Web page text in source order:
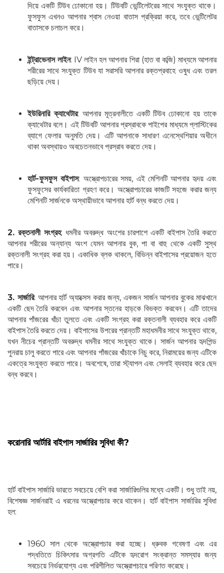
দিয়ে একটি টিউব ঢোকানো হয়। টিউবটি ভেন্টিলেটরের সাথে সংযুক্ত থাকে।
ফুসফুস এখনও আপনার শ্বাস নেওয়া বাতাস প্রক্রিয়া করে, তবে ভেন্টিলেটর
বাতাসকে চলাচল করে।
ইন্ট্রাভেনাস লাইন: IV লাইন হল আপনার শিরা (হাত বা কব্জি) মাধ্যমে আপনার
শরীরের সাথে সংযুক্ত টিউব যা সরাসরি আপনার রক্তপ্রবাহে ওষুধ এবং তরল
ছড়িয়ে দেয়।
ইউরিনারি ক্যাথেটার: আপনার মূত্রনালীতে একটি টিউব ঢোকানো হয় তাকে
ক্যাথেটার বলে। এই টিউবটি আপনার প্রস্রাবকে পাইপের মাধ্যমে প্লাস্টিকের
ব্যাগে ফেলার অনুমতি দেয়। এটি আপনাকে সাধারণ এনেস্থেশিয়ার অধীনে
থাকা অবস্থায়ও অবচেতনভাবে প্রস্রাব করতে দেয়।
হার্ট-ফুসফুস বাইপাস: অস্ত্রোপচারের সময়, এই মেশিনটি আপনার হৃদয় এবং
ফুসফুসের কার্যকারিতা গ্রহণ করে। অস্ত্রোপচারের কাজটি সহজে করার জন্য
মেশিনটি সার্জনকে অস্থায়ীভাবে আপনার হার্ট বন্ধ করতে দেয়।
2. রক্তনালী সংগ্রহ: ধমনীর অবরুদ্ধ অংশের চারপাশে একটি বাইপাস তৈরি করতে
আপনার শরীরের অন্যান্য অংশ যেমন আপনার বুক, পা বা বাহু থেকে একটি সুস্থ
রক্তনালী সংগ্রহ করা হয়। একাধিক ব্লক থাকলে, বিভিন্ন বাইপাসের প্রয়োজন হতে
পারে।
3. সার্জারি: আপনার হার্ট অ্যাক্সেস করার জন্য, একজন সার্জন আপনার বুকের মাঝখানে
একটি ছেদ তৈরি করবেন এবং আপনার স্তনের হাড়কে বিভক্ত করবেন। এটি তাদের
আপনার পাঁজরের খাঁচা তুলতে এবং একটি সংগ্রহ করা রক্তনালী ব্যবহার করে একটি
বাইপাস তৈরি করতে দেয়। বাইপাসের উপরের প্রান্তটি মহাধমনীর সাথে সংযুক্ত থাকে,
যখন নীচের প্রান্তটি অবরুদ্ধ ধমনীর সাথে সংযুক্ত থাকে। সার্জন আপনার হৃদপিন্ড
পুনরায় চালু করতে পারে এবং আপনার পাঁজরের খাঁচাকে নিচু করে, নিরাময়ের জন্য এটিকে
একত্রে সংযুক্ত করতে পারে। অবশেষে, তারা স্ট্যাপল এবং সেলাই ব্যবহার করে ছেদ
বন্ধ করবে।
করোনারি আর্টারি বাইপাস সার্জারির সুবিধা কী?
হার্ট বাইপাস সার্জারি ভারতে সবচেয়ে বেশি করা সার্জারিগুলির মধ্যে একটি। শুধু তাই নয়,
বিশেষজ্ঞ সার্জনরাই এ ধরনের অস্ত্রোপচার করে থাকেন। হার্ট বাইপাস সার্জারির সুবিধা
হল:
1960 সাল থেকে অস্ত্রোপচার করা হচ্ছে। ধ্রুবক গবেষণা এবং এর
পদ্ধতিতে চিকিৎসার অগ্রগতি এটিকে হৃদরোগ সংক্রান্ত সমস্যার জন্য
সবচেয়ে নির্ভরযোগ্য এবং পরিশীলিত অস্ত্রোপচারে পরিণত করেছে।